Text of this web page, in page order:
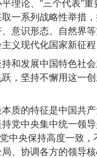
理论、“三个代表”
一系列战略性举措
意识形态、自然界
义现代化国家新征程
发展中国特色社
，坚持不懈用这一
的特征是中国共
党中央集中统一领
中央保持高度一致
、协调各方的领导